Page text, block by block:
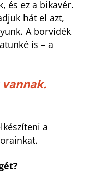
és ez a bikavér.
hát el azt,
A borvidék
is – a
a